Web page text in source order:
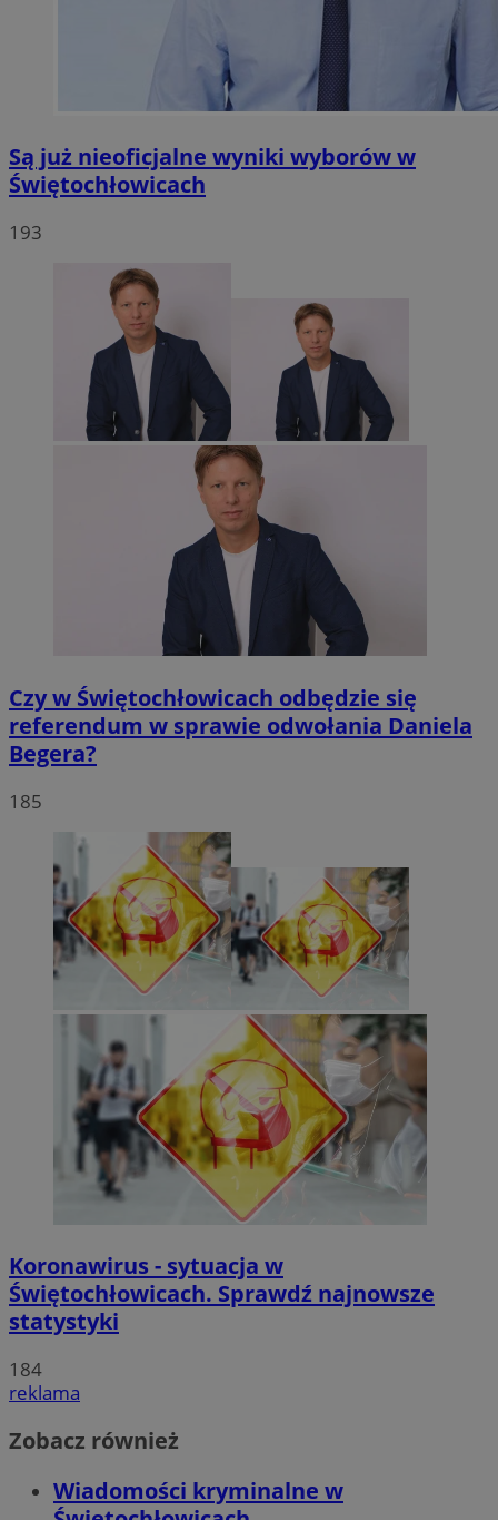
Są już nieoficjalne wyniki wyborów w
Świętochłowicach
193
Czy w Świętochłowicach odbędzie się
referendum w sprawie odwołania Daniela
Begera?
185
Koronawirus - sytuacja w
Świętochłowicach. Sprawdź najnowsze
statystyki
184
reklama
Zobacz również
Wiadomości kryminalne w